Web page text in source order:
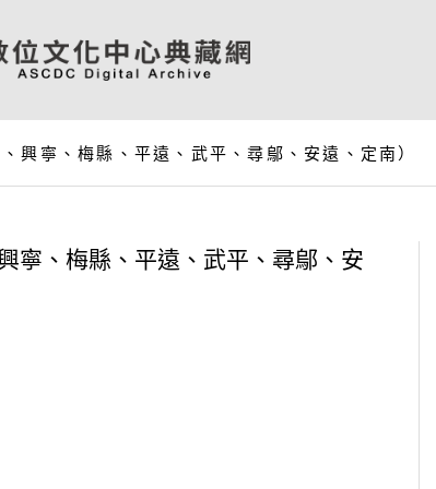
興寧、梅縣、平遠、武平、尋鄔、安遠、定南）
寧、梅縣、平遠、武平、尋鄔、安